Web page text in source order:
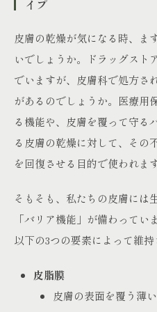
イプ
皮膚の乾燥が気になる時、ま
いでしょうか。ドラッグスト
でいますが、皮膚科で処方さ
があるのでしょうか。医療用
る機能や、皮膚を覆って守る
る皮膚の乾燥に対して、その
を回復させる目的で使われます
そもそも、私たちの皮膚には
「バリア機能」が備わって
以下の3つの要素によって維持
皮脂膜
皮膚の表面を覆う薄い